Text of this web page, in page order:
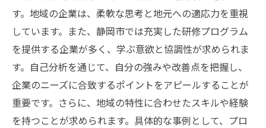
す。地域の企業は、柔軟な思考と地元への適応力を重視
しています。また、静岡市では充実した研修プログラム
を提供する企業が多く、学ぶ意欲と協調性が求められま
す。自己分析を通じて、自分の強みや改善点を把握し、
企業のニーズに合致するポイントをアピールすることが
重要です。さらに、地域の特性に合わせたスキルや経験
を持つことが求められます。具体的な事例として、プロ